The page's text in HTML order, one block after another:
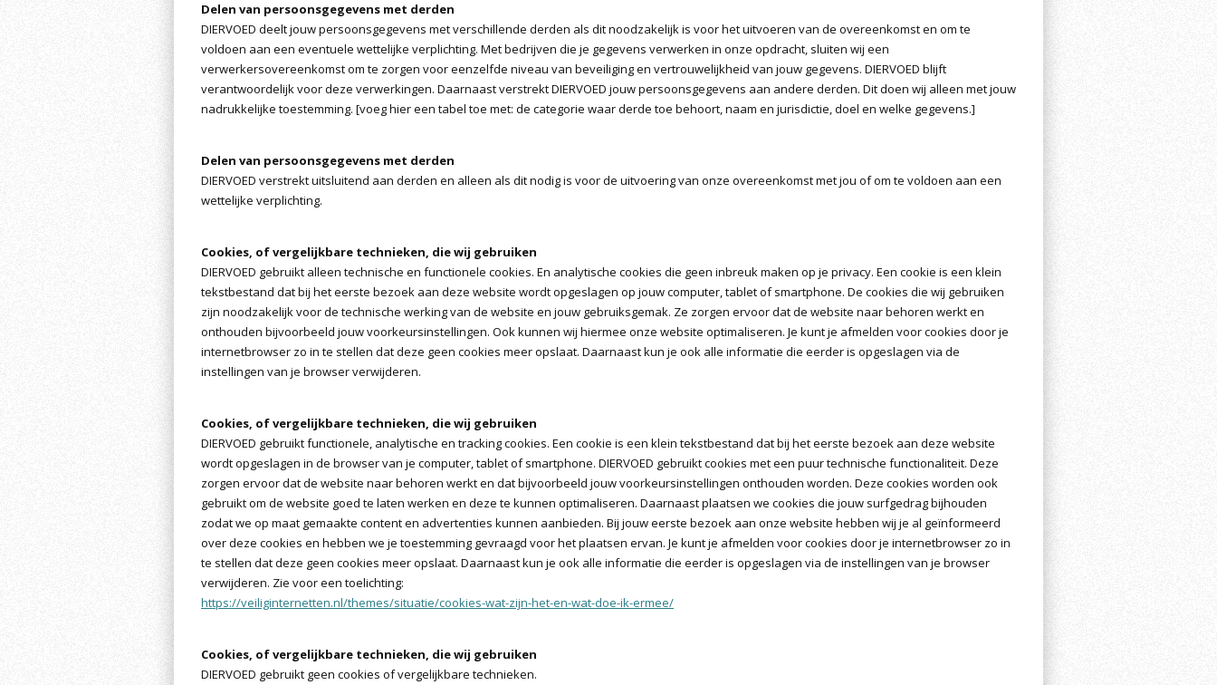
Delen van persoonsgegevens met derden
DIERVOED deelt jouw persoonsgegevens met verschillende derden als dit noodzakelijk is voor het uitvoeren van de overeenkomst en om te
voldoen aan een eventuele wettelijke verplichting. Met bedrijven die je gegevens verwerken in onze opdracht, sluiten wij een
verwerkersovereenkomst om te zorgen voor eenzelfde niveau van beveiliging en vertrouwelijkheid van jouw gegevens. DIERVOED blijft
verantwoordelijk voor deze verwerkingen. Daarnaast verstrekt DIERVOED jouw persoonsgegevens aan andere derden. Dit doen wij alleen met jouw
nadrukkelijke toestemming. [voeg hier een tabel toe met: de categorie waar derde toe behoort, naam en jurisdictie, doel en welke gegevens.]
Delen van persoonsgegevens met derden
DIERVOED verstrekt uitsluitend aan derden en alleen als dit nodig is voor de uitvoering van onze overeenkomst met jou of om te voldoen aan een
wettelijke verplichting.
Cookies, of vergelijkbare technieken, die wij gebruiken
DIERVOED gebruikt alleen technische en functionele cookies. En analytische cookies die geen inbreuk maken op je privacy. Een cookie is een klein
tekstbestand dat bij het eerste bezoek aan deze website wordt opgeslagen op jouw computer, tablet of smartphone. De cookies die wij gebruiken
zijn noodzakelijk voor de technische werking van de website en jouw gebruiksgemak. Ze zorgen ervoor dat de website naar behoren werkt en
onthouden bijvoorbeeld jouw voorkeursinstellingen. Ook kunnen wij hiermee onze website optimaliseren. Je kunt je afmelden voor cookies door je
internetbrowser zo in te stellen dat deze geen cookies meer opslaat. Daarnaast kun je ook alle informatie die eerder is opgeslagen via de
instellingen van je browser verwijderen.
Cookies, of vergelijkbare technieken, die wij gebruiken
DIERVOED gebruikt functionele, analytische en tracking cookies. Een cookie is een klein tekstbestand dat bij het eerste bezoek aan deze website
wordt opgeslagen in de browser van je computer, tablet of smartphone. DIERVOED gebruikt cookies met een puur technische functionaliteit. Deze
zorgen ervoor dat de website naar behoren werkt en dat bijvoorbeeld jouw voorkeursinstellingen onthouden worden. Deze cookies worden ook
gebruikt om de website goed te laten werken en deze te kunnen optimaliseren. Daarnaast plaatsen we cookies die jouw surfgedrag bijhouden
zodat we op maat gemaakte content en advertenties kunnen aanbieden. Bij jouw eerste bezoek aan onze website hebben wij je al geïnformeerd
over deze cookies en hebben we je toestemming gevraagd voor het plaatsen ervan. Je kunt je afmelden voor cookies door je internetbrowser zo in
te stellen dat deze geen cookies meer opslaat. Daarnaast kun je ook alle informatie die eerder is opgeslagen via de instellingen van je browser
verwijderen. Zie voor een toelichting:
https://veiliginternetten.nl/themes/situatie/cookies-wat-zijn-het-en-wat-doe-ik-ermee/
Cookies, of vergelijkbare technieken, die wij gebruiken
DIERVOED gebruikt geen cookies of vergelijkbare technieken.